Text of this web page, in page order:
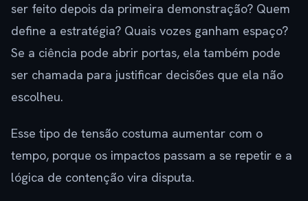
ser feito depois da primeira demonstração? Quem
define a estratégia? Quais vozes ganham espaço?
Se a ciência pode abrir portas, ela também pode
ser chamada para justificar decisões que ela não
escolheu.
Esse tipo de tensão costuma aumentar com o
tempo, porque os impactos passam a se repetir e a
lógica de contenção vira disputa.